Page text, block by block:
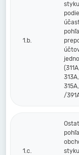
1.b.
/
1.c.
styku